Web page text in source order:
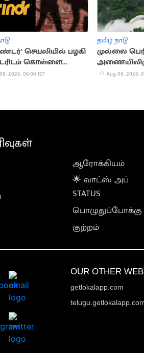
செயலியில் பழகி
கொள்ளை
மூவர் கைது
2026, 06:08 IST
தமிழ் நாடு
முல்லை
திறப்பு
Aug 08, 2026,
ஆரோக்கியம்
🌟 வாட்ஸ் அப்
STATUS
பொழுதுப்போக்கு
குற்றம்
OUR OTHER
getlokalapp.com